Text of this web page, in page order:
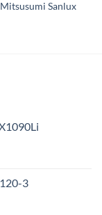
Sanlux
3